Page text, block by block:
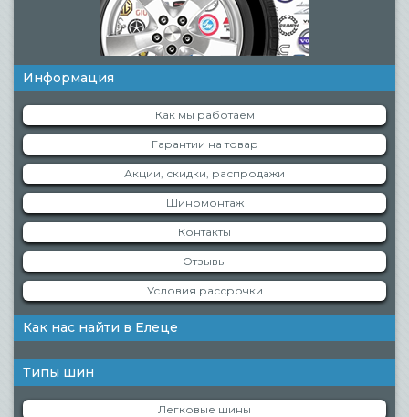
Информация
Как мы работаем
Гарантии на товар
Акции, скидки, распродажи
Шиномонтаж
Контакты
Отзывы
Условия рассрочки
Как нас найти в Елеце
Типы шин
Легковые шины